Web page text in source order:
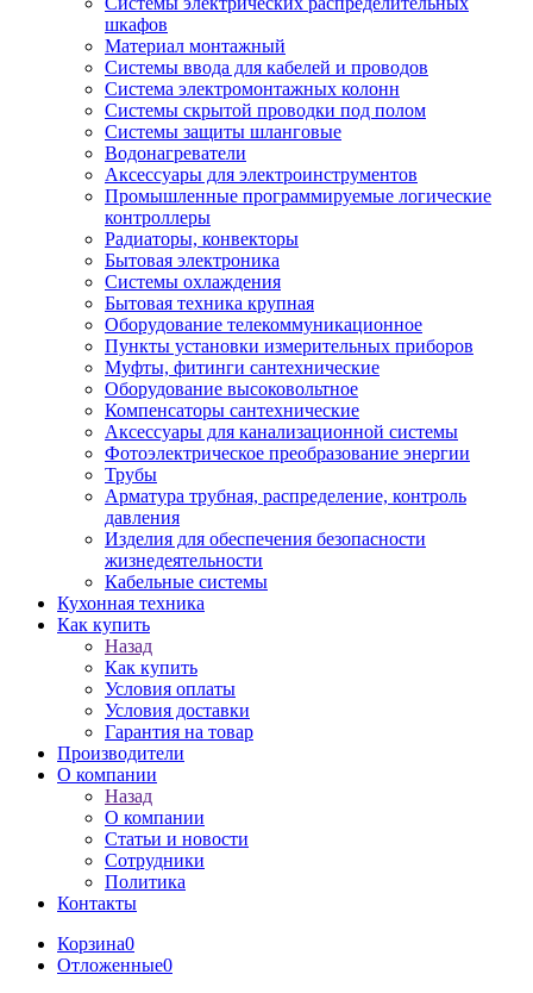
шкафов
Материал монтажный
Системы ввода для кабелей и проводов
Система электромонтажных колонн
Системы скрытой проводки под полом
Системы защиты шланговые
Водонагреватели
Аксессуары для электроинструментов
Промышленные программируемые логические
контроллеры
Радиаторы, конвекторы
Бытовая электроника
Системы охлаждения
Бытовая техника крупная
Оборудование телекоммуникационное
Пункты установки измерительных приборов
Муфты, фитинги сантехнические
Оборудование высоковольтное
Компенсаторы сантехнические
Аксессуары для канализационной системы
Фотоэлектрическое преобразование энергии
Трубы
Арматура трубная, распределение, контроль
давления
Изделия для обеспечения безопасности
жизнедеятельности
Кабельные системы
Кухонная техника
Как купить
Назад
Как купить
Условия оплаты
Условия доставки
Гарантия на товар
Производители
О компании
Назад
О компании
Статьи и новости
Сотрудники
Политика
Контакты
Корзина0
Отложенные0